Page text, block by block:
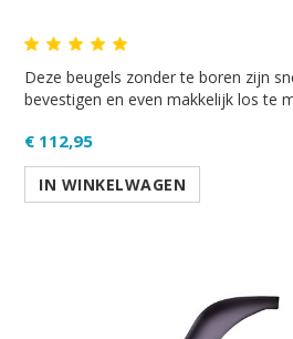
Deze beugels zonder te boren zijn
bevestigen en even makkelijk los te
€ 112,95
IN WINKELWAGEN